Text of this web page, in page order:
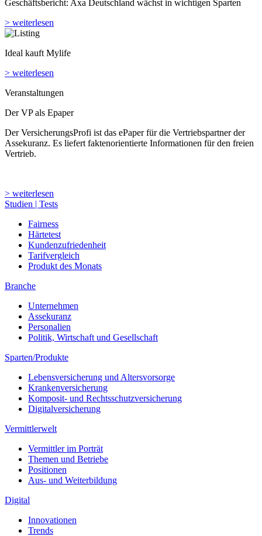
Geschäftsbericht: Axa Deutschland wächst in wichtigen Sparten
> weiterlesen
Ideal kauft Mylife
> weiterlesen
Veranstaltungen
Der VP als Epaper
Der VersicherungsProfi ist das ePaper für die Vertriebspartner der
Assekuranz. Es liefert faktenorientierte Informationen für den freien
Vertrieb.
> weiterlesen
Studien | Tests
Fairness
Härtetest
Kundenzufriedenheit
Tarifvergleich
Produkt des Monats
Branche
Unternehmen
Assekuranz
Personalien
Politik, Wirtschaft und Gesellschaft
Sparten/Produkte
Lebensversicherung und Altersvorsorge
Krankenversicherung
Komposit- und Rechtsschutzversicherung
Digitalversicherung
Vermittlerwelt
Vermittler im Porträt
Themen und Betriebe
Positionen
Aus- und Weiterbildung
Digital
Innovationen
Trends